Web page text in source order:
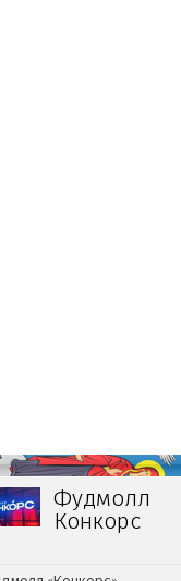
Фудмолл
Конкорс